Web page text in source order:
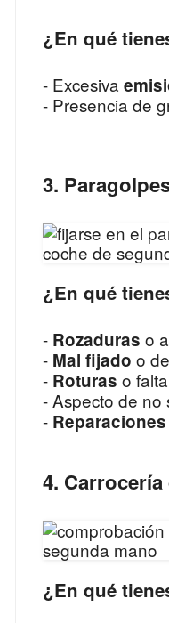
¿En qué
- Excesiva
- Presencia de
3.
¿En qué
- Rozaduras o
- Mal fijado o
- Roturas o
- Aspecto de
-
4.
¿En qué